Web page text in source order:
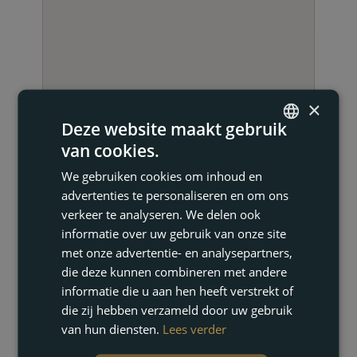
NEEM CONTACT OP
GERMAN
×
Deze website maakt gebruik
van cookies.
We gebruiken cookies om inhoud en
advertenties te personaliseren en om ons
verkeer te analyseren. We delen ook
informatie over uw gebruik van onze site
met onze advertentie- en analysepartners,
die deze kunnen combineren met andere
informatie die u aan hen heeft verstrekt of
die zij hebben verzameld door uw gebruik
van hun diensten. Lees verder